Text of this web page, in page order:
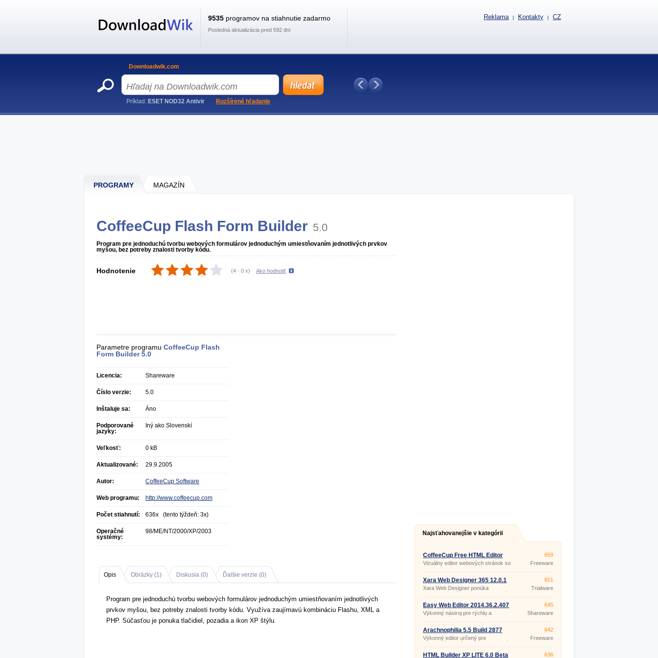
PROGRAMY MAGAZÍN
CoffeeCup Flash Form Builder 5.0
Program pre jednoduchú tvorbu webových formulárov jednoduchým umiestňovaním jednotlivých prvkov
myšou, bez potreby znalosti tvorby kódu.
Hodnotenie (4 - 0 x) Ako hodnotiť
Parametre programu CoffeeCup Flash
Form Builder 5.0
Licencia: Shareware
Číslo verzie: 5.0
Inštaluje sa: Áno
Podporované
jazyky:
Iný ako Slovenskí
Veľkosť: 0 kB
Aktualizované: 29.9.2005
Autor: CoffeeCup Software
Web programu: http://www.coffeecup.com
Počet stiahnutí: 636x (tento týždeň: 3x)
Operačné
systémy:
98/ME/NT/2000/XP/2003
Opis Obrázky (1) Diskusia (0) Ďalšie verzie (0)
Program pre jednoduchú tvorbu webových formulárov jednoduchým umiestňovaním jednotlivých
prvkov myšou, bez potreby znalosti tvorby kódu. Využíva zaujímavú kombináciu Flashu, XML a
PHP. Súčasťou je ponuka tlačidiel, pozadia a ikon XP štýlu.
Najsťahovanejšie v kategórii
CoffeeCup Free HTML Editor
15.3
Vizuálny editor webových stránok so
zabudovaným FTP klientom na
659
Freeware
Xara Web Designer 365 12.0.1
Xara Web Designer ponúka
komplexné riešenie pre jednoduchú
webových stránok s pomocou
šablón.
651
Trialware
Easy Web Editor 2014.36.2.407
Výkonný nástroj pre rýchlu a
jednoduchú tvorbu webových
začiatočníkov.
645
Shareware
Arachnophilia 5.5 Build 2877
Výkonný editor určený pre
programátorov, špeciálne zameraný
642
Freeware
HTML Builder XP LITE 6.0 Beta
636
9535 programov na stiahnutie zadarmo
Posledná aktualizácia pred 592 dni
Reklama | Kontakty | CZ
Downloadwik.com
Príklad: ESET NOD32 Antivir Rozšírené hľadanie